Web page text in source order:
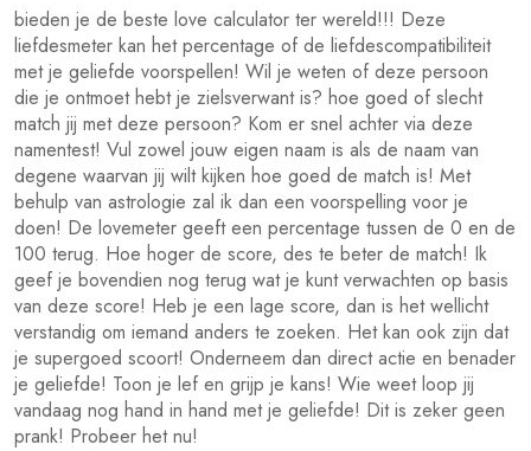
bieden je de beste love calculator ter wereld!!! Deze
liefdesmeter kan het percentage of de liefdescompatibiliteit
met je geliefde voorspellen! Wil je weten of deze persoon
die je ontmoet hebt je zielsverwant is? hoe goed of slecht
match jij met deze persoon? Kom er snel achter via deze
namentest! Vul zowel jouw eigen naam is als de naam van
degene waarvan jij wilt kijken hoe goed de match is! Met
behulp van astrologie zal ik dan een voorspelling voor je
doen! De lovemeter geeft een percentage tussen de 0 en de
100 terug. Hoe hoger de score, des te beter de match! Ik
geef je bovendien nog terug wat je kunt verwachten op basis
van deze score! Heb je een lage score, dan is het wellicht
verstandig om iemand anders te zoeken. Het kan ook zijn dat
je supergoed scoort! Onderneem dan direct actie en benader
je geliefde! Toon je lef en grijp je kans! Wie weet loop jij
vandaag nog hand in hand met je geliefde! Dit is zeker geen
prank! Probeer het nu!